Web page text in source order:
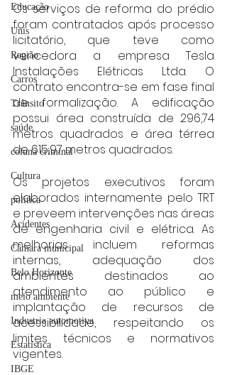
Educação
Unis
Região
Carros
Trânsito
saúde
coluna criminal
Cultura
politica
Acidentes
Câmara municipal
Belo Horizonte
meio ambiente
Industria automotiva
Estatística
IBGE
Os serviços de reforma do prédio
foram contratados após processo
licitatório, que teve como
vencedora a empresa Tesla
Instalações Elétricas Ltda. O
contrato encontra-se em fase final
de formalização. A edificação
possui área construída de 296,74
metros quadrados e área térrea
de 615,97 metros quadrados.
Os projetos executivos foram
elaborados internamente pelo TRT
e preveem intervenções nas áreas
de engenharia civil e elétrica. As
melhorias incluem reformas
internas, adequação dos
ambientes destinados ao
atendimento ao público e
implantação de recursos de
acessibilidade, respeitando os
limites técnicos e normativos
vigentes.